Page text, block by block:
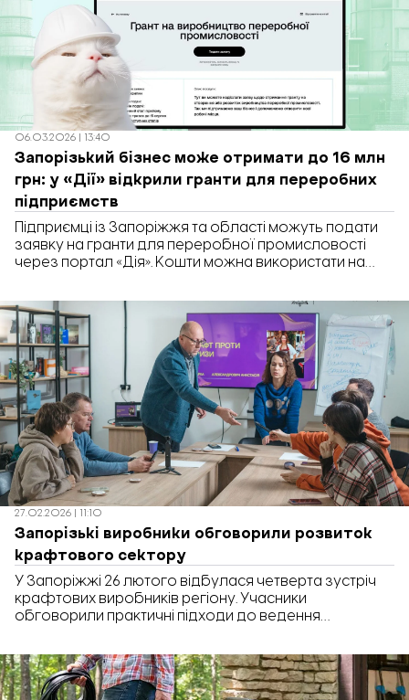
06.03.2026 | 13:40
Запорізький бізнес може отримати до 16 млн
грн: у «Дії» відкрили гранти для переробних
підприємств
Підприємці із Запоріжжя та області можуть подати
заявку на гранти для переробної промисловості
через портал «Дія». Кошти можна використати на
постраждали від обстрілів. Про це повідомляє
«Відбудова. Запоріжжя» з посиланням на портал
«Дія».
27.02.2026 | 11:10
Запорізькі виробники обговорили розвиток
крафтового сектору
У Запоріжжі 26 лютого відбулася четверта зустріч
крафтових виробників регіону. Учасники
обговорили практичні підходи до ведення
повідомляє «Відбудова. Запоріжжя» з посиланням
на Запорізьку обласну державну адміністрацію.